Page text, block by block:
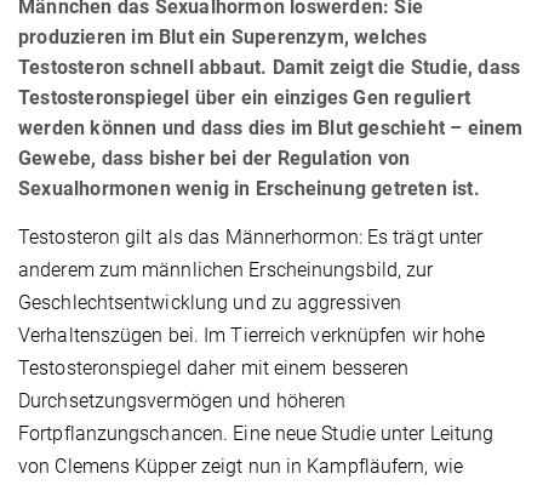
Männchen das Sexualhormon loswerden: Sie
produzieren im Blut ein Superenzym, welches
Testosteron schnell abbaut. Damit zeigt die Studie, dass
Testosteronspiegel über ein einziges Gen reguliert
werden können und dass dies im Blut geschieht – einem
Gewebe, dass bisher bei der Regulation von
Sexualhormonen wenig in Erscheinung getreten ist.
Testosteron gilt als das Männerhormon: Es trägt unter
anderem zum männlichen Erscheinungsbild, zur
Geschlechtsentwicklung und zu aggressiven
Verhaltenszügen bei. Im Tierreich verknüpfen wir hohe
Testosteronspiegel daher mit einem besseren
Durchsetzungsvermögen und höheren
Fortpflanzungschancen. Eine neue Studie unter Leitung
von Clemens Küpper zeigt nun in Kampfläufern, wie